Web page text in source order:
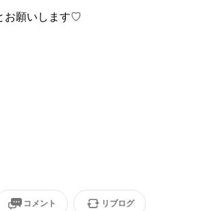
お願いします♡
コメント リブログ